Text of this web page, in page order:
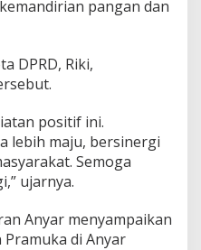
pangan dan
DPRD, Riki,
positif ini.
lebih maju, bersinergi
Semoga
ujarnya.
Anyar menyampaikan
di Anyar